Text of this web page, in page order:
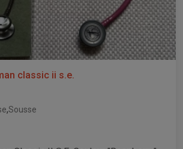
classic ii s.e.
,Sousse